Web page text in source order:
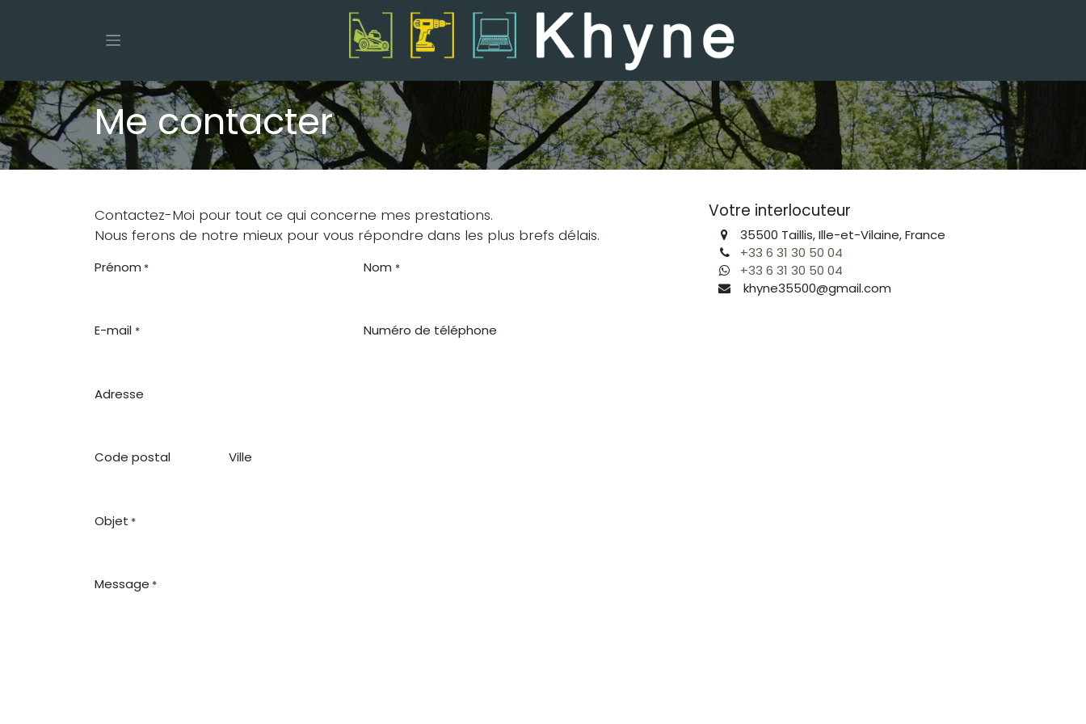
Me contacter
Contactez-Moi pour tout ce qui concerne mes prestations.
Nous ferons de notre mieux pour vous répondre dans les plus brefs délais.
Prénom * Nom *
E-mail * Numéro de téléphone
Adresse
Code postal Ville
Objet *
Message *
Votre interlocuteur
35500 Taillis, Ille-et-Vilaine, France
+33 6 31 30 50 04
+33 6 31 30 50 04
khyne35500@gmail.com